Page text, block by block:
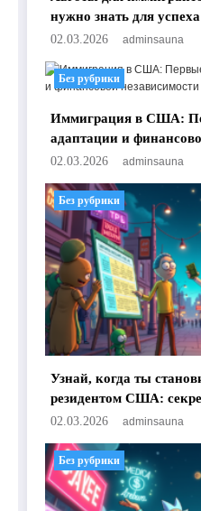
нужно знать для успеха
02.03.2026 adminsauna
Без рубрики
Иммиграция в США:
адаптации и
02.03.2026 adminsauna
Без рубрики
Узнай, когда ты
резидентом США:
02.03.2026 adminsauna
Без рубрики